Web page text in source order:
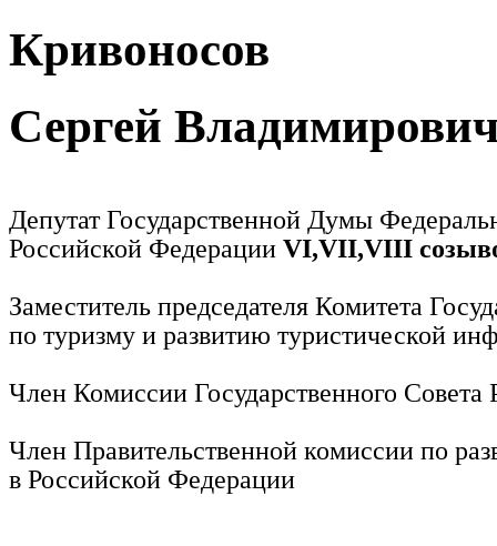
Кривоносов
Сергей
Депутат Государственной Думы
Российской Федерации VI,VII,VIII
Заместитель председателя Комитета
по туризму и развитию туристической
Член Комиссии Государственного
Член Правительственной комиссии по
в Российской Федерации